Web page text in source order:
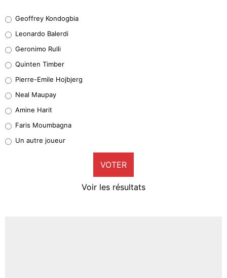
38%
32%
5%
1%
9%
Geoffrey Kondogbia
Leonardo Balerdi
Geronimo Rulli
Quinten Timber
Pierre-Emile Hojbjerg
Neal Maupay
Amine Harit
Faris Moumbagna
Un autre joueur
VOTER
Voir les résultats